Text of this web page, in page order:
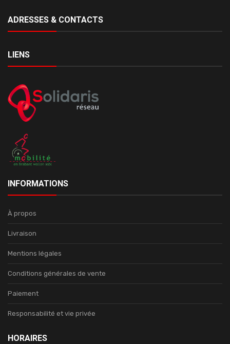
ADRESSES & CONTACTS
LIENS
INFORMATIONS
À propos
Livraison
Mentions légales
Conditions générales de vente
Paiement
Responsabilité et vie privée
HORAIRES